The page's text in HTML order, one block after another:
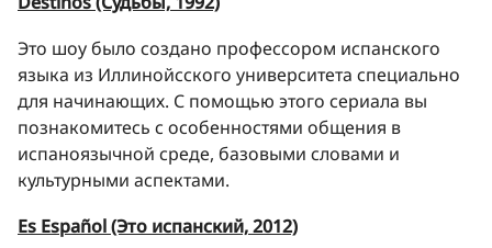
Это шоу было создано профессором испанского
языка из Иллинойсского университета специально
для начинающих. С помощью этого сериала вы
познакомитесь с особенностями общения в
испаноязычной среде, базовыми словами и
культурными аспектами.
Es Español (Это испанский, 2012)